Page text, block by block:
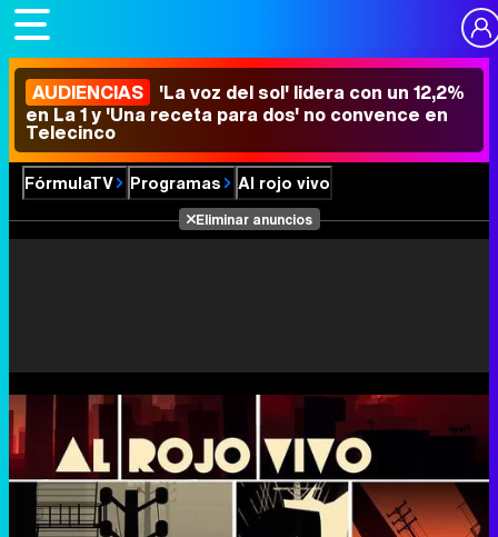
AUDIENCIAS 'La voz del sol' lidera con un 12,2%
en La 1 y 'Una receta para dos' no convence en
Telecinco
FórmulaTV Programas Al rojo vivo
Eliminar anuncios